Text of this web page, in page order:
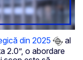
din 2025
al
2.0”, o abordare